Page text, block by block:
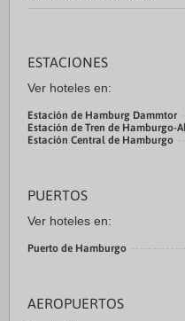
ESTACIONES
Ver hoteles en:
Estación de Hamburg Dammtor
Estación de Tren de Hamburgo-
Estación Central de Hamburgo
PUERTOS
Ver hoteles en:
Puerto de Hamburgo
AEROPUERTOS